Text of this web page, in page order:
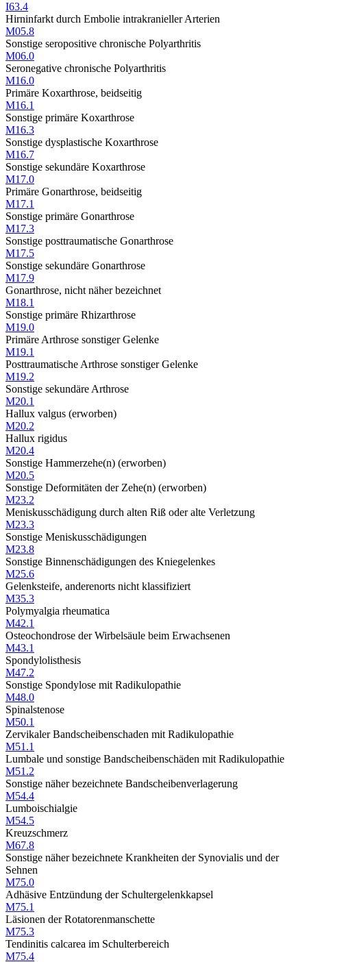
I63.4
Hirninfarkt durch Embolie intrakranieller Arterien
M05.8
Sonstige seropositive chronische Polyarthritis
M06.0
Seronegative chronische Polyarthritis
M16.0
Primäre Koxarthrose, beidseitig
M16.1
Sonstige primäre Koxarthrose
M16.3
Sonstige dysplastische Koxarthrose
M16.7
Sonstige sekundäre Koxarthrose
M17.0
Primäre Gonarthrose, beidseitig
M17.1
Sonstige primäre Gonarthrose
M17.3
Sonstige posttraumatische Gonarthrose
M17.5
Sonstige sekundäre Gonarthrose
M17.9
Gonarthrose, nicht näher bezeichnet
M18.1
Sonstige primäre Rhizarthrose
M19.0
Primäre Arthrose sonstiger Gelenke
M19.1
Posttraumatische Arthrose sonstiger Gelenke
M19.2
Sonstige sekundäre Arthrose
M20.1
Hallux valgus (erworben)
M20.2
Hallux rigidus
M20.4
Sonstige Hammerzehe(n) (erworben)
M20.5
Sonstige Deformitäten der Zehe(n) (erworben)
M23.2
Meniskusschädigung durch alten Riß oder alte Verletzung
M23.3
Sonstige Meniskusschädigungen
M23.8
Sonstige Binnenschädigungen des Kniegelenkes
M25.6
Gelenksteife, anderenorts nicht klassifiziert
M35.3
Polymyalgia rheumatica
M42.1
Osteochondrose der Wirbelsäule beim Erwachsenen
M43.1
Spondylolisthesis
M47.2
Sonstige Spondylose mit Radikulopathie
M48.0
Spinalstenose
M50.1
Zervikaler Bandscheibenschaden mit Radikulopathie
M51.1
Lumbale und sonstige Bandscheibenschäden mit Radikulopathie
M51.2
Sonstige näher bezeichnete Bandscheibenverlagerung
M54.4
Lumboischialgie
M54.5
Kreuzschmerz
M67.8
Sonstige näher bezeichnete Krankheiten der Synovialis und der
Sehnen
M75.0
Adhäsive Entzündung der Schultergelenkkapsel
M75.1
Läsionen der Rotatorenmanschette
M75.3
Tendinitis calcarea im Schulterbereich
M75.4